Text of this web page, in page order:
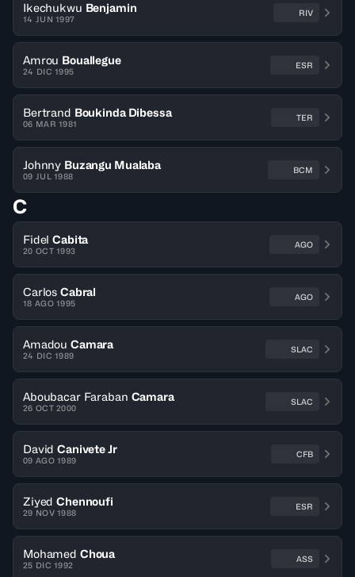
Ikechukwu Benjamin
14 JUN 1997
RIV
Amrou Bouallegue
24 DIC 1995
ESR
Bertrand Boukinda Dibessa
06 MAR 1981
TER
Johnny Buzangu Mualaba
09 JUL 1988
BCM
C
Fidel Cabita
20 OCT 1993
AGO
Carlos Cabral
18 AGO 1995
AGO
Amadou Camara
24 DIC 1989
SLAC
Aboubacar Faraban Camara
26 OCT 2000
SLAC
David Canivete Jr
09 AGO 1989
CFB
Ziyed Chennoufi
29 NOV 1988
ESR
Mohamed Choua
25 DIC 1992
ASS